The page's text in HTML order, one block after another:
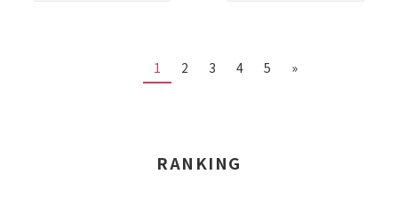
1 2 3 4 5 »
RANKING